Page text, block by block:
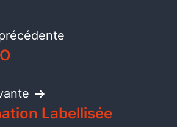
Labellisée